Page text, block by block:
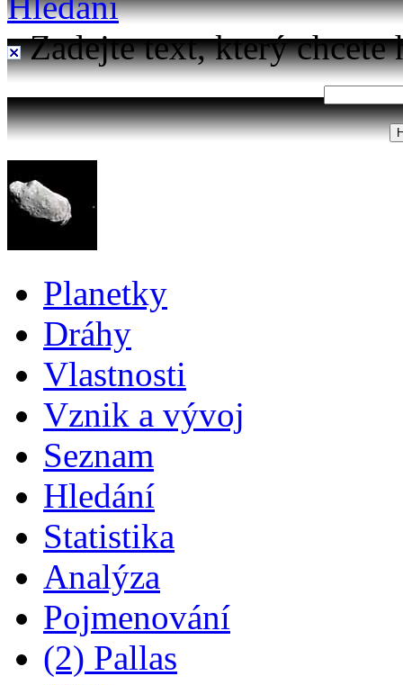
Zadejte text, který chcete
Planetky
Dráhy
Vlastnosti
Vznik a vývoj
Seznam
Hledání
Statistika
Analýza
Pojmenování
(2) Pallas